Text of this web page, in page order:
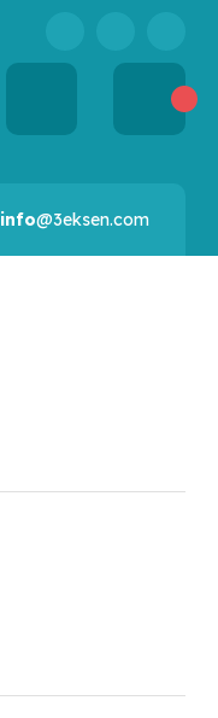
info@3eksen.com